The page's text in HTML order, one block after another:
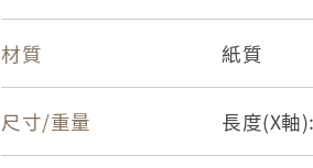
材質 紙質
尺寸/重量 長度(X